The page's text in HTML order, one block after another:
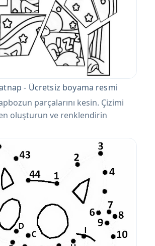
- Ücretsiz boyama resmi
parçalarını kesin. Çizimi
oluşturun ve renklendirin